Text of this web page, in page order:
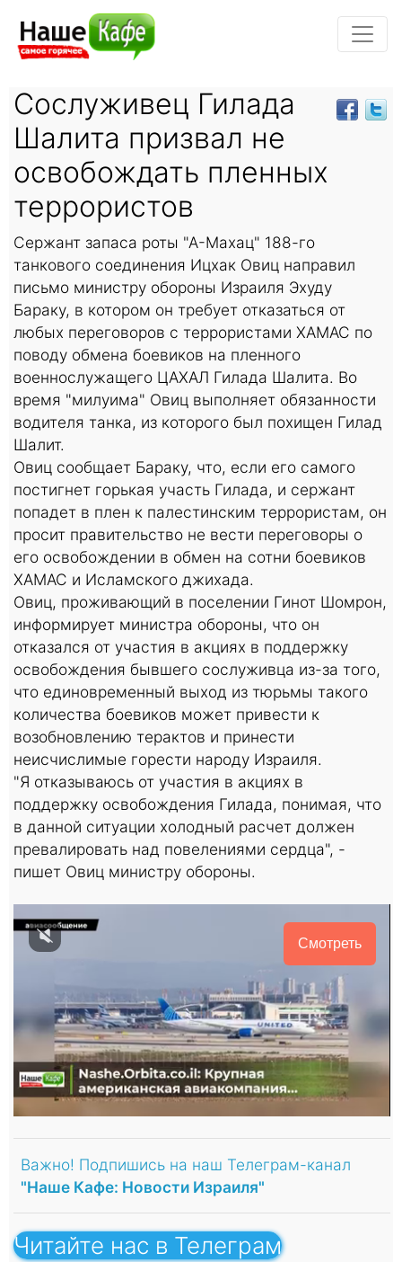
Сослуживец Гилада
Шалита призвал не
освобождать пленных
террористов
Сержант запаса роты "А-Махац" 188-го
танкового соединения Ицхак Овиц направил
письмо министру обороны Израиля Эхуду
Бараку, в котором он требует отказаться от
любых переговоров с террористами ХАМАС по
поводу обмена боевиков на пленного
военнослужащего ЦАХАЛ Гилада Шалита. Во
время "милуима" Овиц выполняет обязанности
водителя танка, из которого был похищен Гилад
Шалит.
Овиц сообщает Бараку, что, если его самого
постигнет горькая участь Гилада, и сержант
попадет в плен к палестинским террористам, он
просит правительство не вести переговоры о
его освобождении в обмен на сотни боевиков
ХАМАС и Исламского джихада.
Овиц, проживающий в поселении Гинот Шомрон,
информирует министра обороны, что он
отказался от участия в акциях в поддержку
освобождения бывшего сослуживца из-за того,
что единовременный выход из тюрьмы такого
количества боевиков может привести к
возобновлению терактов и принести
неисчислимые горести народу Израиля.
"Я отказываюсь от участия в акциях в
поддержку освобождения Гилада, понимая, что
в данной ситуации холодный расчет должен
превалировать над повелениями сердца", -
пишет Овиц министру обороны.
Смотреть
Важно! Подпишись на наш Телеграм-канал
"Наше Кафе: Новости Израиля"
Читайте нас в Телеграм